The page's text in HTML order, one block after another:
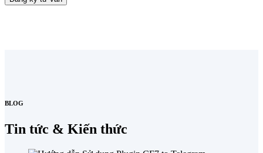
BLOG
Tin tức & Kiến thức